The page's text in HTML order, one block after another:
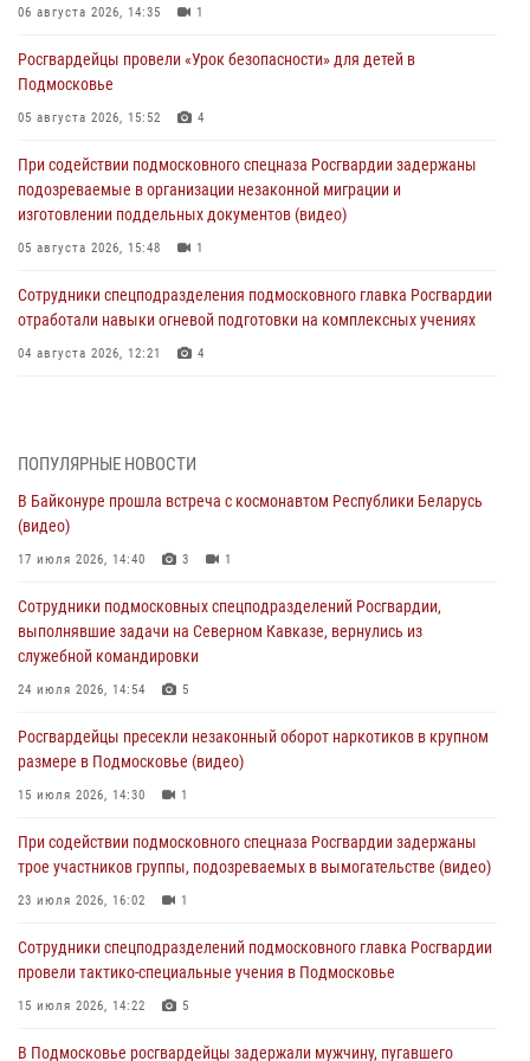
06 августа 2026, 14:35 1
Росгвардейцы провели «Урок безопасности» для детей в
Подмосковье
05 августа 2026, 15:52 4
При содействии подмосковного спецназа Росгвардии задержаны
подозреваемые в организации незаконной миграции и
изготовлении поддельных документов (видео)
05 августа 2026, 15:48 1
Сотрудники спецподразделения подмосковного главка Росгвардии
отработали навыки огневой подготовки на комплексных учениях
04 августа 2026, 12:21 4
04 августа 2026, 12:15
Росгвардейцы пресекли кражу из супермаркета в Подмосковье
(видео)
03 августа 2026, 15:32
Росгвардейцы пресекли кражу сантехники, совершённую
«семейным подрядом» в Подмосковье (видео)
03 августа 2026, 15:08
«Пересвет»
02 августа 2026, 18:01 8
«Радио 1»
01 августа 2026, 17:57
ПОПУЛЯРНЫЕ НОВОСТИ
В Байконуре прошла встреча с космонавтом Республики Беларусь
(видео)
17 июля 2026, 14:40 3 1
Сотрудники подмосковных спецподразделений Росгвардии,
выполнявшие задачи на Северном Кавказе, вернулись из
служебной командировки
24 июля 2026, 14:54 5
Росгвардейцы пресекли незаконный оборот наркотиков в крупном
размере в Подмосковье (видео)
15 июля 2026, 14:30 1
При содействии подмосковного спецназа Росгвардии задержаны
трое участников группы, подозреваемых в вымогательстве (видео)
23 июля 2026, 16:02 1
Сотрудники спецподразделений подмосковного главка Росгвардии
провели тактико-специальные учения в Подмосковье
15 июля 2026, 14:22 5
В Подмосковье росгвардейцы задержали мужчину, пугавшего